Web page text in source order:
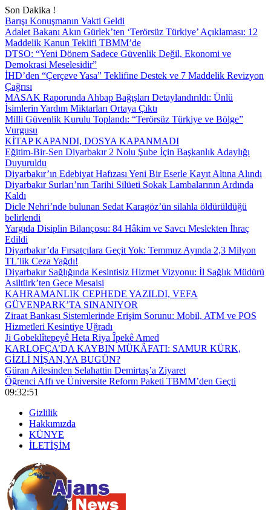
Son Dakika !
Barışı Konuşmanın Vakti Geldi
Adalet Bakanı Akın Gürlek’ten ‘Terörsüz Türkiye’ Açıklaması: 12
Maddelik Kanun Teklifi TBMM’de
DTSO: “Yeni Dönem Sadece Güvenlik Değil, Ekonomi ve
Demokrasi Meselesidir”
İHD’den “Çerçeve Yasa” Teklifine Destek ve 7 Maddelik Revizyon
Çağrısı
MASAK Raporunda Ahbap Bağışları Detaylandırıldı: Ünlü
İsimlerin Yardım Miktarları Ortaya Çıktı
Milli Güvenlik Kurulu Toplandı: “Terörsüz Türkiye ve Bölge”
Vurgusu
KİTAP KAPANDI, DOSYA KAPANMADI
Eğitim-Bir-Sen Diyarbakır 2 Nolu Şube İçin Başkanlık Adaylığı
Duyuruldu
Diyarbakır’ın Edebiyat Hafızası Yeni Bir Eserle Kayıt Altına Alındı
Diyarbakır Surları’nın Tarihi Silüeti Sokak Lambalarının Ardında
Kaldı
Dicle Nehri’nde bulunan Sedat Karagöz’ün silahla öldürüldüğü
belirlendi
Yargıda Disiplin Bilançosu: 84 Hâkim ve Savcı Meslekten İhraç
Edildi
Diyarbakır’da Fırsatçılara Geçit Yok: Temmuz Ayında 2,3 Milyon
TL’lik Ceza Yağdı!
Diyarbakır Sağlığında Kesintisiz Hizmet Vizyonu: İl Sağlık Müdürü
Asiltürk’ten Gece Mesaisi
KAHRAMANLIK CEPHEDE YAZILDI, VEFA
GÜVENPARK’TA SINANIYOR
Ziraat Bankası Sistemlerinde Erişim Sorunu: Mobil, ATM ve POS
Hizmetleri Kesintiye Uğradı
Ji Gobeklîtepeyê Heta Riya Îpekê Amed
KARLOFÇA’DA KAYBIN MÜKÂFATI: SAMUR KÜRK,
GİZLİ NİŞAN,YA BUGÜN?
Güran Ailesinden Selahattin Demirtaş’a Ziyaret
Öğrenci Affı ve Üniversite Reform Paketi TBMM’den Geçti
09:32:52
Gizlilik
Hakkımızda
KÜNYE
İLETİŞİM